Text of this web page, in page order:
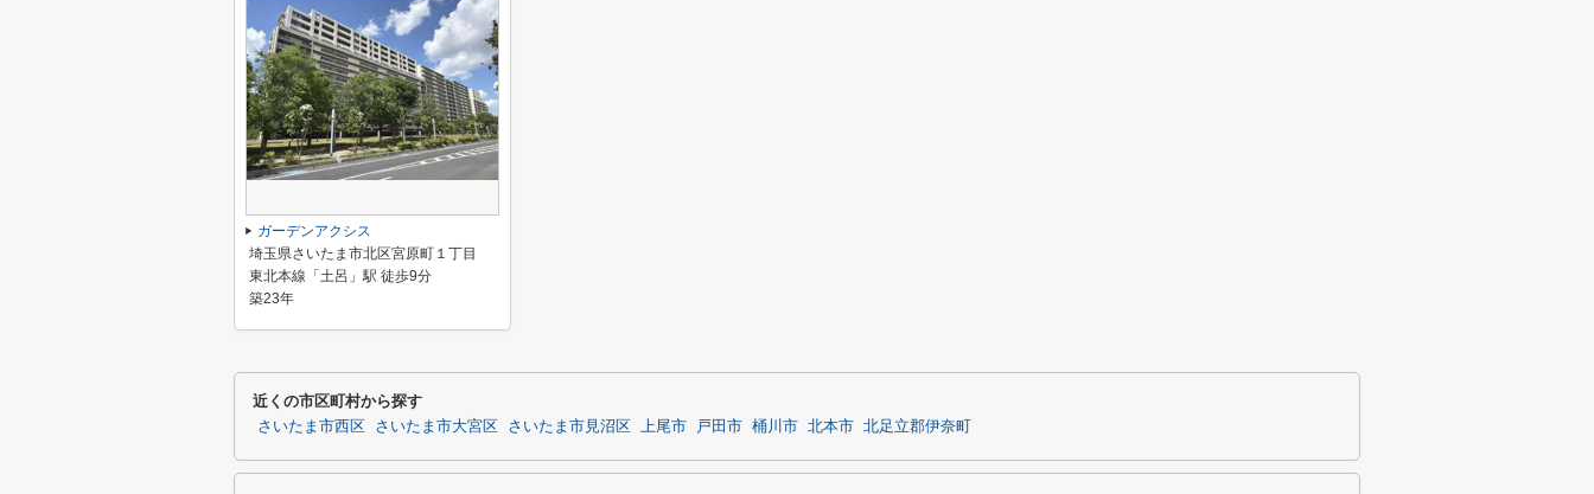
ガーデンアクシス
埼玉県さいたま市北区宮原町１丁目
東北本線「土呂」駅 徒歩9分
築23年
近くの市区町村から探す
さいたま市西区 さいたま市大宮区 さいたま市見沼区 上尾市 戸田市 桶川市 北本市 北足立郡伊奈町